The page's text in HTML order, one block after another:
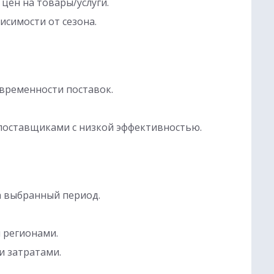
от сезона.
поставок.
с низкой эффективностью.
выбранный период.
затратами.